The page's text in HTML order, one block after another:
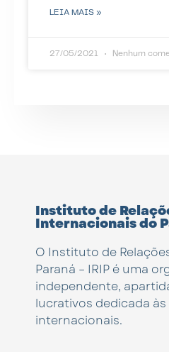
LEIA MAIS »
27/05/2021 Nenhum
Instituto de
Internacionais do
O Instituto de
Paraná – IRIP é uma
independente,
lucrativos dedicada às
internacionais.